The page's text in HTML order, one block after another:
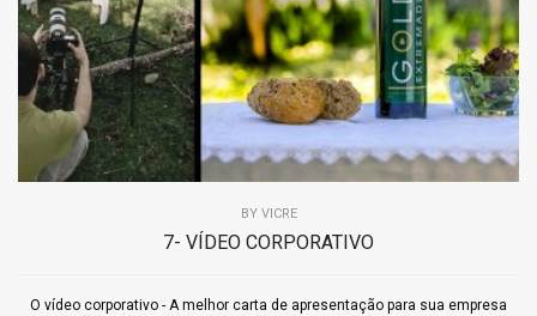
BY VICRE
7- VÍDEO CORPORATIVO
O vídeo corporativo - A melhor carta de apresentação para sua empresa